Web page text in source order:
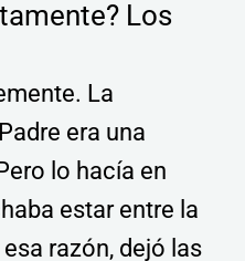
Los
La
era una
lo hacía en
estar entre la
razón, dejó las